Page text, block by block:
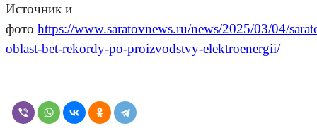
Источник и
фото https://www.saratovnews.ru/news/2025/03/04/
oblast-bet-rekordy-po-proizvodstvy-elektroenergii/